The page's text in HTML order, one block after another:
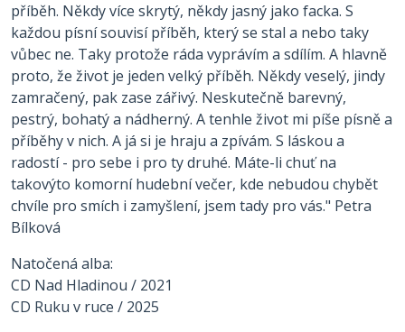
příběh. Někdy více skrytý, někdy jasný jako facka. S
každou písní souvisí příběh, který se stal a nebo taky
vůbec ne. Taky protože ráda vyprávím a sdílím. A hlavně
proto, že život je jeden velký příběh. Někdy veselý, jindy
zamračený, pak zase zářivý. Neskutečně barevný,
pestrý, bohatý a nádherný. A tenhle život mi píše písně a
příběhy v nich. A já si je hraju a zpívám. S láskou a
radostí - pro sebe i pro ty druhé. Máte-li chuť na
takovýto komorní hudební večer, kde nebudou chybět
chvíle pro smích i zamyšlení, jsem tady pro vás." Petra
Bílková
Natočená alba:
CD Nad Hladinou / 2021
CD Ruku v ruce / 2025